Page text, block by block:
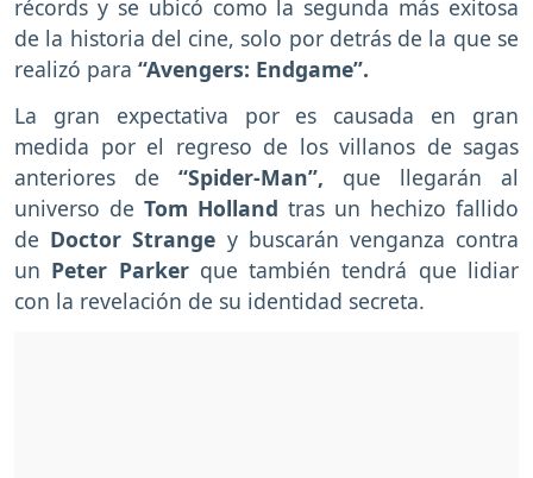
récords y se ubicó como la segunda más exitosa
de la historia del cine, solo por detrás de la que se
realizó para “Avengers: Endgame”.
La gran expectativa por es causada en gran
medida por el regreso de los villanos de sagas
anteriores de “Spider-Man”, que llegarán al
universo de Tom Holland tras un hechizo fallido
de Doctor Strange y buscarán venganza contra
un Peter Parkerque también tendrá que lidiar
con la revelación de su identidad secreta.